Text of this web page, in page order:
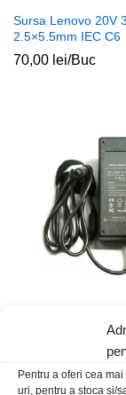
Pentru a oferi cea
uri, pentru a stoca și/
Sursa Lenovo 20V
2.5×5.5mm IEC C6
70,00 lei/Buc
5×7.4mm+pin IEC